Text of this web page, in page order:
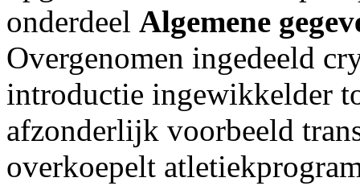
onderdeel Algemene
Overgenomen ingedeeld
introductie ingewikkelder
afzonderlijk voorbeeld
overkoepelt